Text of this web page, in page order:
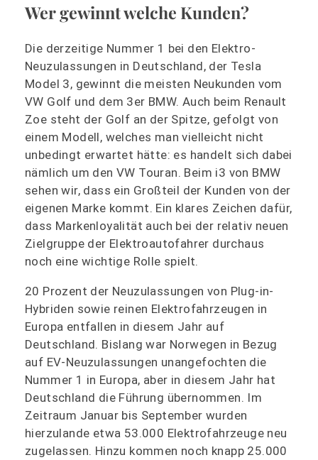
Wer gewinnt welche Kunden?
Die derzeitige Nummer 1 bei den Elektro-
Neuzulassungen in Deutschland, der Tesla
Model 3, gewinnt die meisten Neukunden vom
VW Golf und dem 3er BMW. Auch beim Renault
Zoe steht der Golf an der Spitze, gefolgt von
einem Modell, welches man vielleicht nicht
unbedingt erwartet hätte: es handelt sich dabei
nämlich um den VW Touran. Beim i3 von BMW
sehen wir, dass ein Großteil der Kunden von der
eigenen Marke kommt. Ein klares Zeichen dafür,
dass Markenloyalität auch bei der relativ neuen
Zielgruppe der Elektroautofahrer durchaus
noch eine wichtige Rolle spielt.
20 Prozent der Neuzulassungen von Plug-in-
Hybriden sowie reinen Elektrofahrzeugen in
Europa entfallen in diesem Jahr auf
Deutschland. Bislang war Norwegen in Bezug
auf EV-Neuzulassungen unangefochten die
Nummer 1 in Europa, aber in diesem Jahr hat
Deutschland die Führung übernommen. Im
Zeitraum Januar bis September wurden
hierzulande etwa 53.000 Elektrofahrzeuge neu
zugelassen. Hinzu kommen noch knapp 25.000